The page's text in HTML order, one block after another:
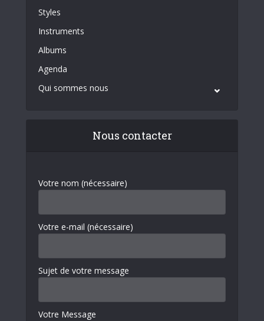
Styles
Instruments
Albums
Agenda
Qui sommes nous
Nous contacter
Votre nom (nécessaire)
Votre e-mail (nécessaire)
Sujet de votre message
Votre Message